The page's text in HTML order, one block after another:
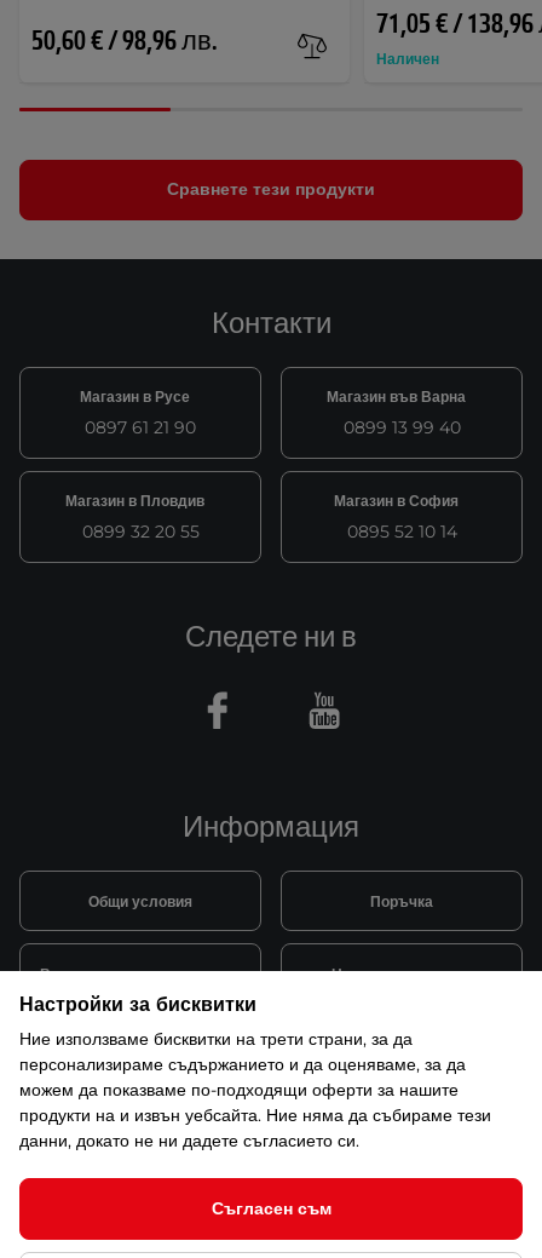
50,60 € / 98,96 лв.
71,05 € /
Наличен
Сравнете тези продукти
Контакти
Магазин в Русе
0897 61 21 90
Магазин във Варна
0899 13 99 40
Магазин в Пловдив
0899 32 20 55
Магазин в София
0895 52 10 14
Информация
Общи условия Поръчка
Видове и цена за транспорт Начини на плащане
Система за лоялни клиенти Монтаж и поддръжка
Рекламации и гаранция
Следете ни в
Facebook Youtube
Настройки за бисквитки
Ние използваме бисквитки на трети страни, за да
персонализираме съдържанието и да оценяваме, за да
можем да показваме по-подходящи оферти за нашите
продукти на и извън уебсайта. Ние няма да събираме тези
данни, докато не ни дадете съгласието си.
Съгласен съм